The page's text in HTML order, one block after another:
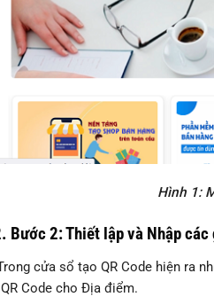
Hình 1:
Bước 2: Thiết lập và Nhập
cửa sổ tạo QR Code hiện ra
Code cho Địa điểm.